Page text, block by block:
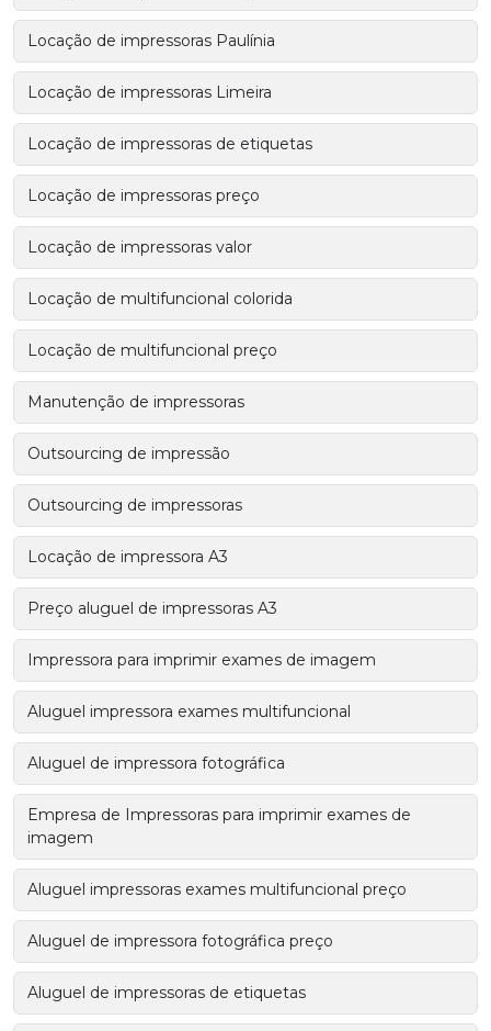
Locação de impressoras Paulínia
Locação de impressoras Limeira
Locação de impressoras de etiquetas
Locação de impressoras preço
Locação de impressoras valor
Locação de multifuncional colorida
Locação de multifuncional preço
Manutenção de impressoras
Outsourcing de impressão
Outsourcing de impressoras
Locação de impressora A3
Preço aluguel de impressoras A3
Impressora para imprimir exames de imagem
Aluguel impressora exames multifuncional
Aluguel de impressora fotográfica
Empresa de Impressoras para imprimir exames de
imagem
Aluguel impressoras exames multifuncional preço
Aluguel de impressora fotográfica preço
Aluguel de impressoras de etiquetas